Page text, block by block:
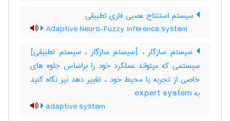
سیستم استنتاج عصبی فازی تطبیقی
Adaptive Neuro-Fuzzy Inference system
سیستم سازگار ، [سیستم سازگار ، سیستم تطبیقی]
سیستمی که میتواند عملکرد خود را براساس جلوه های
خاصی از تجربه یا محیط خود ، تغییر دهد نیز نگاه کنید
به ‎ expert system
adaptive system